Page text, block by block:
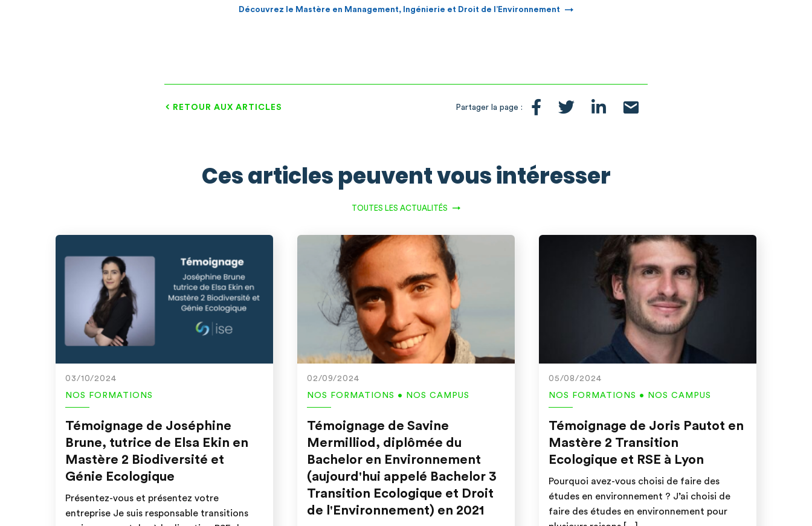
Découvrez le Mastère en Management, Ingénierie et Droit de l’Environnement
RETOUR AUX ARTICLES Partager la page :
Ces articles peuvent vous intéresser
TOUTES LES ACTUALITÉS
03/10/2024
NOS FORMATIONS
Témoignage de Joséphine
Brune, tutrice de Elsa Ekin en
Mastère 2 Biodiversité et
Génie Ecologique
Présentez-vous et présentez votre
entreprise Je suis responsable transitions
02/09/2024
NOS FORMATIONS • NOS CAMPUS
Témoignage de Savine
Mermilliod, diplômée du
Bachelor en Environnement
(aujourd'hui appelé Bachelor 3
Transition Ecologique et Droit
de l'Environnement) en 2021
05/08/2024
NOS FORMATIONS • NOS CAMPUS
Témoignage de Joris Pautot en
Mastère 2 Transition
Ecologique et RSE à Lyon
Pourquoi avez-vous choisi de faire des
études en environnement ? J’ai choisi de
faire des études en environnement pour